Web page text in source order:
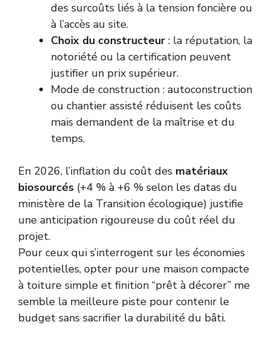
des surcoûts liés à la tension foncière ou
à l’accès au site.
Choix du constructeur : la réputation, la
notoriété ou la certification peuvent
justifier un prix supérieur.
Mode de construction : autoconstruction
ou chantier assisté réduisent les coûts
mais demandent de la maîtrise et du
temps.
En 2026, l’inflation du coût des matériaux
biosourcés (+4 % à +6 % selon les datas du
ministère de la Transition écologique) justifie
une anticipation rigoureuse du coût réel du
projet.
Pour ceux qui s’interrogent sur les économies
potentielles, opter pour une maison compacte
à toiture simple et finition “prêt à décorer” me
semble la meilleure piste pour contenir le
budget sans sacrifier la durabilité du bâti.